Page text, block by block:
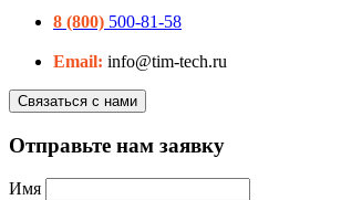
8 (800) 500-81-58
Email: info@tim-tech.ru
Связаться с нами
Отправьте нам заявку
Имя